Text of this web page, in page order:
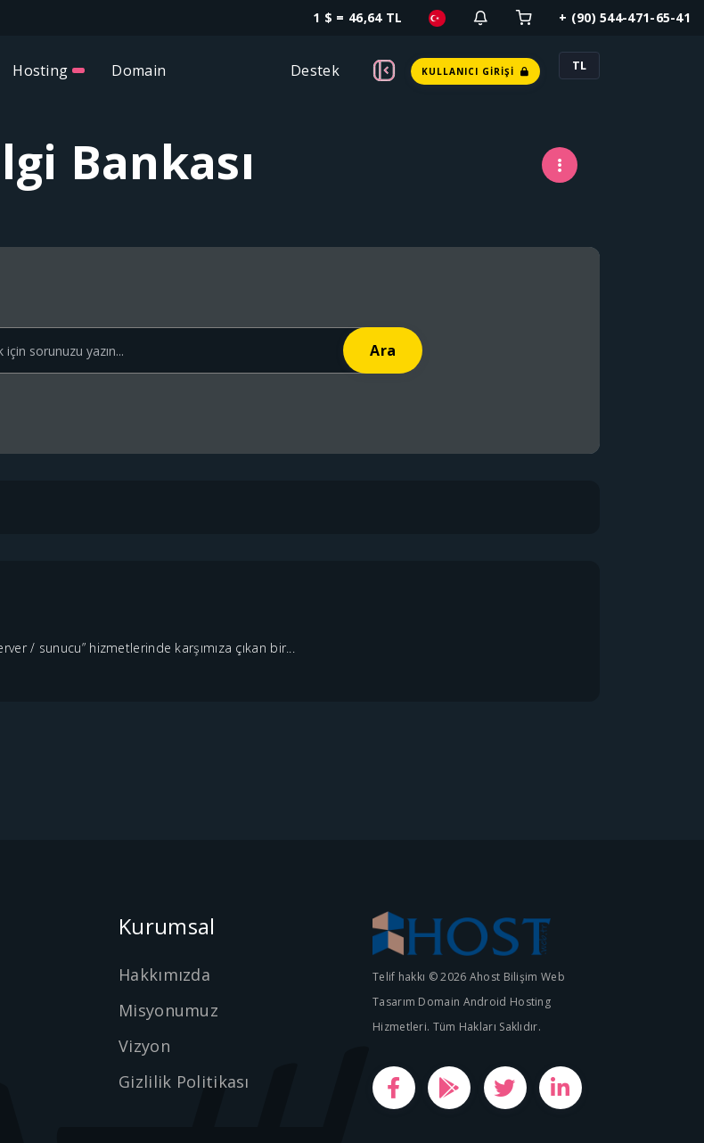
1 $ = 46,64 TL + (90) 544-471-65-41
Hosting Domain Destek KULLANICI GIRIŞI TL
Bankası
/ sunucu” hizmetlerinde karşımıza çıkan bir...
Kurumsal
Hakkımızda
Misyonumuz
Vizyon
Gizlilik Politikası
Telif hakkı © 2026 Ahost Bilişim Web
Tasarım Domain Android Hosting
Hizmetleri. Tüm Hakları Saklıdır.